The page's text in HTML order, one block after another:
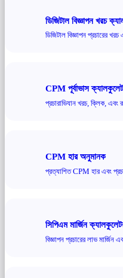
ডিজিটাল বিজ্ঞাপন খরচ
ডিজিটাল বিজ্ঞাপন প্রচারের
CPM পূর্বাভাস
প্রচারাভিযান খরচ, ক্লিক, এবং
CPM হার অনুমানক
প্রত্যাশিত CPM হার এবং
সিপিএম মার্জিন
বিজ্ঞাপন প্রচারের লাভ